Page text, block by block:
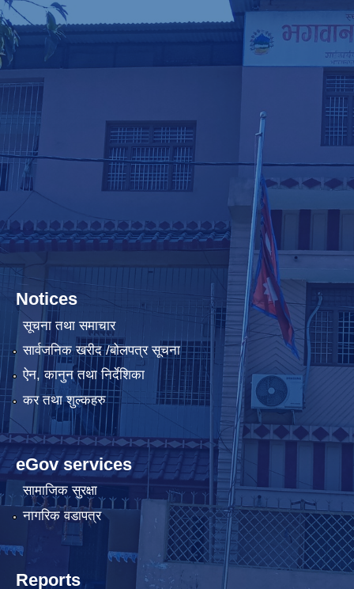
Notices
सूचना तथा समाचार
सार्वजनिक खरीद /बोलपत्र सूचना
ऐन, कानुन तथा निर्देशिका
कर तथा शुल्कहरु
eGov services
सामाजिक सुरक्षा
नागरिक वडापत्र
Reports